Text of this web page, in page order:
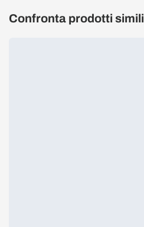
Confronta prodotti simili